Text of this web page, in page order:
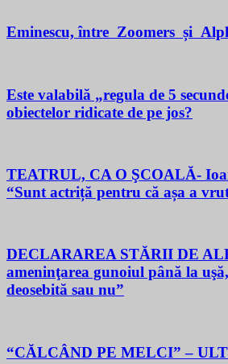
Eminescu, între Zoomers și
Este valabilă „regula de 5
obiectelor ridicate de pe jos?
TEATRUL, CA O ŞCOALĂ-
“Sunt actriță pentru că așa a
DECLARAREA STĂRII DE
ameninţarea gunoiul până la
deosebită sau nu”
“CĂLCÂND PE MELCI” –